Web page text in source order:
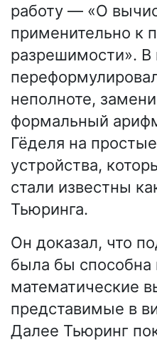
работу — «О
применительно к
разрешимости». В
неполноте,
формальный
Гёделя на
устройства,
стали известны
Тьюринга.
Он доказал, что
была бы
математические
представимые в
Далее Тьюринг